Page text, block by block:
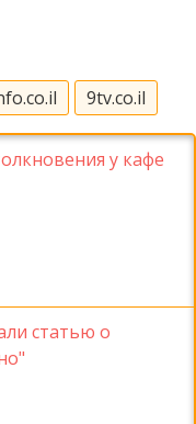
9tv.co.il
у кафе
статью о